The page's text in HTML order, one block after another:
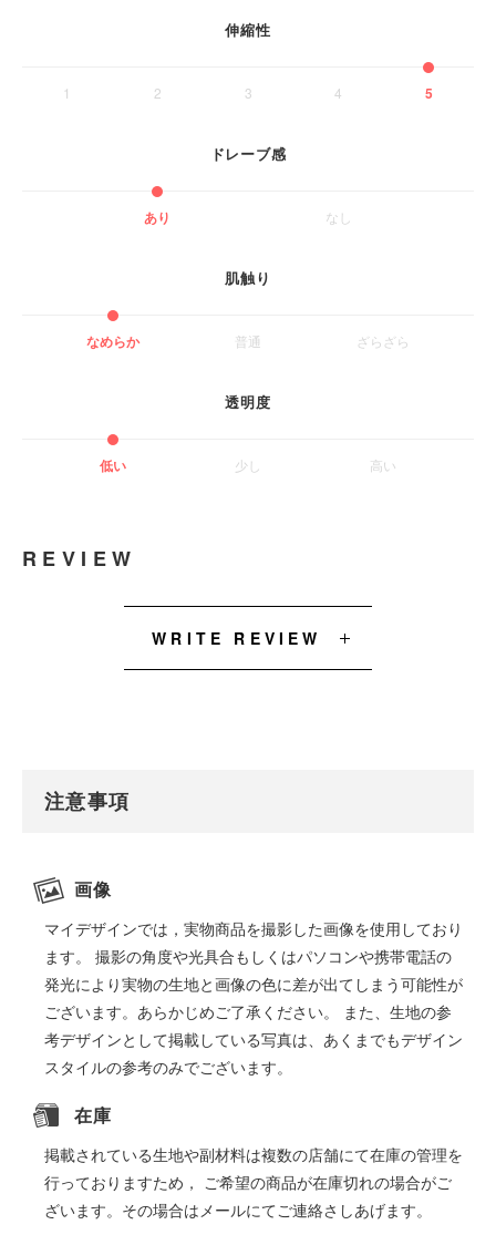
伸縮性
1 2 3 4 5
ドレーブ感
あり なし
肌触り
なめらか 普通 ざらざら
透明度
低い 少し 高い
REVIEW
WRITE REVIEW
注意事項
画像
マイデザインでは，実物商品を撮影した画像を使用しており
ます。 撮影の角度や光具合もしくはパソコンや携帯電話の
発光により実物の生地と画像の色に差が出てしまう可能性が
ございます。あらかじめご了承ください。 また、生地の参
考デザインとして掲載している写真は、あくまでもデザイン
スタイルの参考のみでございます。
在庫
掲載されている生地や副材料は複数の店舗にて在庫の管理を
行っておりますため， ご希望の商品が在庫切れの場合がご
ざいます。その場合はメールにてご連絡さしあげます。